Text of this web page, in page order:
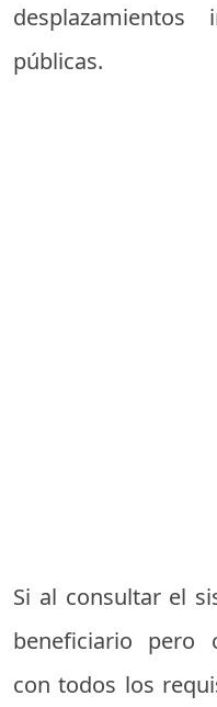
públicas.
Si al consultar el
beneficiario pero
con todos los